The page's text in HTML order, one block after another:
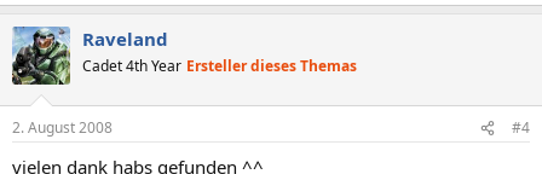
Raveland
Cadet 4th Year Ersteller dieses Themas
2. August 2008 #4
vielen dank habs gefunden ^^